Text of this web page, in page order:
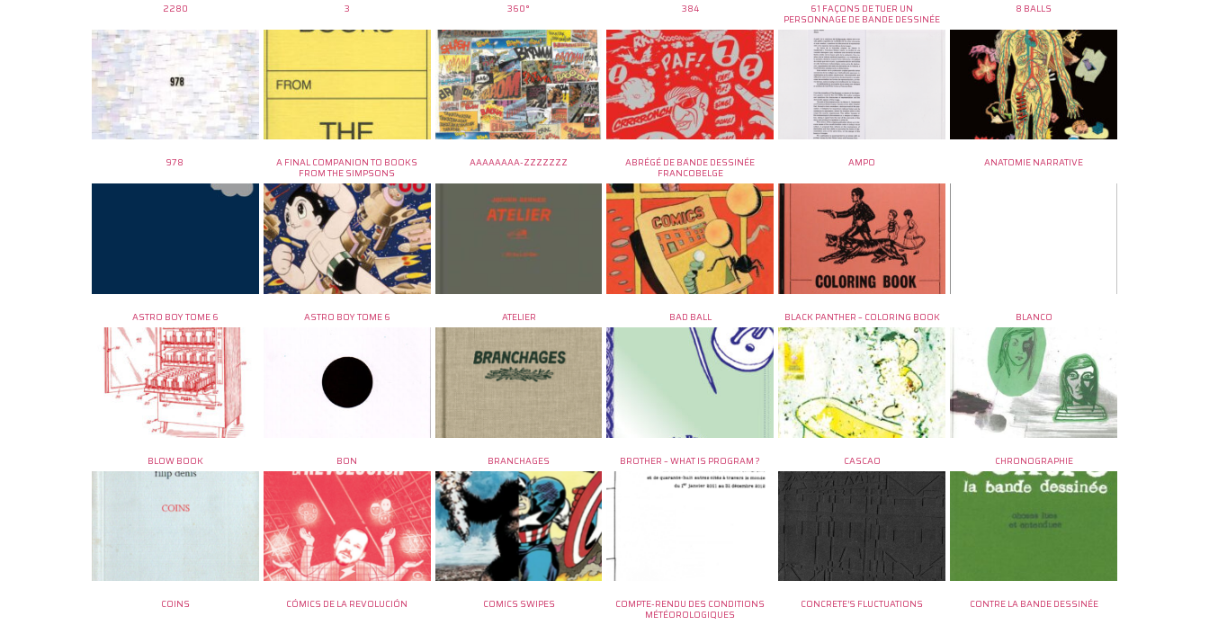
2280 3 360° 384
61 FAÇONS DE TUER UN
PERSONNAGE DE BANDE DESSINÉE
8 BALLS
978
A FINAL COMPANION TO BOOKS
FROM THE SIMPSONS
AAAAAAAA-ZZZZZZZ
ABRÉGÉ DE BANDE DESSINÉE
FRANCOBELGE
AMPO ANATOMIE NARRATIVE
ASTRO BOY TOME 6 ASTRO BOY TOME 6 ATELIER BAD BALL BLACK PANTHER – COLORING BOOK BLANCO
BLOW BOOK BON BRANCHAGES BROTHER – WHAT IS PROGRAM ? CASCAO CHRONOGRAPHIE
COINS CÓMICS DE LA REVOLUCIÓN COMICS SWIPES
COMPTE-RENDU DES CONDITIONS
MÉTÉOROLOGIQUES
CONCRETE’S FLUCTUATIONS CONTRE LA BANDE DESSINÉE